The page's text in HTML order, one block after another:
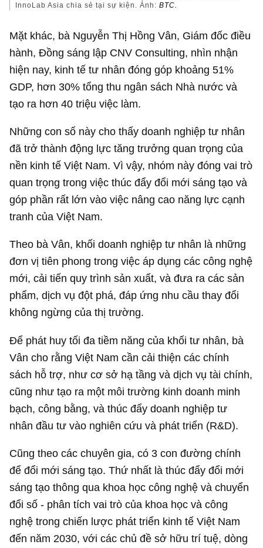
InnoLab Asia chia sẻ tại sự kiện. Ảnh:BTC.
Mặt khác, bà Nguyễn Thị Hồng Vân, Giám đốc điều
hành, Đồng sáng lập CNV Consulting, nhìn nhận
hiện nay, kinh tế tư nhân đóng góp khoảng 51%
GDP, hơn 30% tổng thu ngân sách Nhà nước và
tạo ra hơn 40 triệu việc làm.
Những con số này cho thấy doanh nghiệp tư nhân
đã trở thành động lực tăng trưởng quan trọng của
nền kinh tế Việt Nam. Vì vậy, nhóm này đóng vai trò
quan trọng trong việc thúc đẩy đổi mới sáng tạo và
góp phần rất lớn vào việc nâng cao năng lực cạnh
tranh của Việt Nam.
Theo bà Vân, khối doanh nghiệp tư nhân là những
đơn vị tiên phong trong việc áp dụng các công nghệ
mới, cải tiến quy trình sản xuất, và đưa ra các sản
phẩm, dịch vụ đột phá, đáp ứng nhu cầu thay đổi
không ngừng của thị trường.
Để phát huy tối đa tiềm năng của khối tư nhân, bà
Vân cho rằng Việt Nam cần cải thiện các chính
sách hỗ trợ, như cơ sở hạ tầng và dịch vụ tài chính,
cũng như tạo ra một môi trường kinh doanh minh
bạch, công bằng, và thúc đẩy doanh nghiệp tư
nhân đầu tư vào nghiên cứu và phát triển (R&D).
Cũng theo các chuyên gia, có 3 con đường chính
để đổi mới sáng tạo. Thứ nhất là thúc đẩy đổi mới
sáng tạo thông qua khoa học công nghệ và chuyển
đổi số - phân tích vai trò của khoa học và công
nghệ trong chiến lược phát triển kinh tế Việt Nam
đến năm 2030, với các chủ đề sở hữu trí tuệ, dòng